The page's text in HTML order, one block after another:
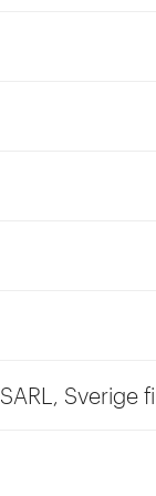
Sverige